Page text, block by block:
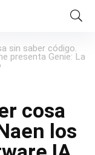
sin saber código.
presenta Genie: La
cosa
los